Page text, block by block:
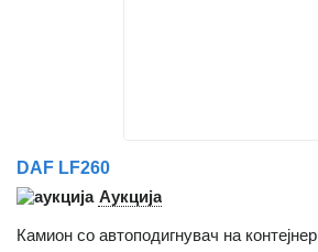
DAF LF260
Аукција
Камион со автоподигнувач на контејнер